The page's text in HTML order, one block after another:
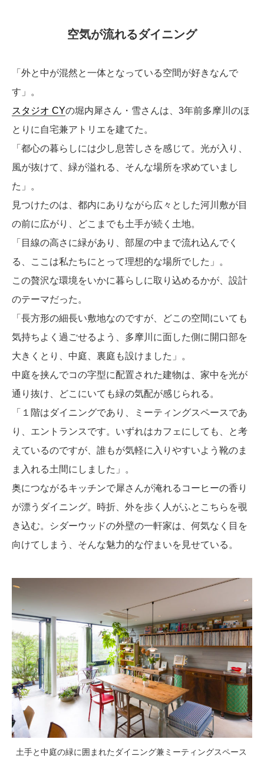
空気が流れるダイニング
「外と中が混然と一体となっている空間が好きなんで
す」。
スタジオ CYの堀内犀さん・雪さんは、3年前多摩川のほ
とりに自宅兼アトリエを建てた。
「都心の暮らしには少し息苦しさを感じて。光が入り、
風が抜けて、緑が溢れる、そんな場所を求めていまし
た」。
見つけたのは、都内にありながら広々とした河川敷が目
の前に広がり、どこまでも土手が続く土地。
「目線の高さに緑があり、部屋の中まで流れ込んでく
る、ここは私たちにとって理想的な場所でした」。
この贅沢な環境をいかに暮らしに取り込めるかが、設計
のテーマだった。
「長方形の細長い敷地なのですが、どこの空間にいても
気持ちよく過ごせるよう、多摩川に面した側に開口部を
大きくとり、中庭、裏庭も設けました」。
中庭を挟んでコの字型に配置された建物は、家中を光が
通り抜け、どこにいても緑の気配が感じられる。
「１階はダイニングであり、ミーティングスペースであ
り、エントランスです。いずれはカフェにしても、と考
えているのですが、誰もが気軽に入りやすいよう靴のま
ま入れる土間にしました」。
奥につながるキッチンで犀さんが淹れるコーヒーの香り
が漂うダイニング。時折、外を歩く人がふとこちらを覗
き込む。シダーウッドの外壁の一軒家は、何気なく目を
向けてしまう、そんな魅力的な佇まいを見せている。
土手と中庭の緑に囲まれたダイニング兼ミーティングスペース